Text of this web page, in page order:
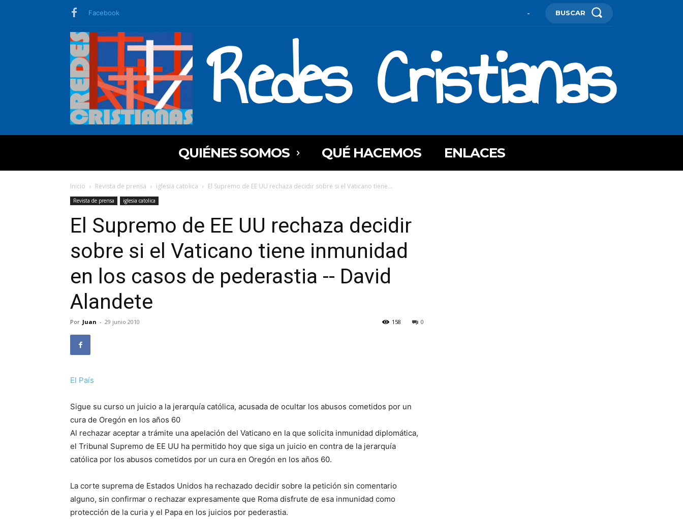
Facebook - BUSCAR
Redes Cristianas
QUIÉNES SOMOS QUÉ HACEMOS ENLACES
Inicio Revista de prensa iglesia catolica El Supremo de EE UU rechaza decidir sobre si el Vaticano tiene...
Revista de prensa iglesia catolica
El Supremo de EE UU rechaza decidir
sobre si el Vaticano tiene inmunidad
en los casos de pederastia -- David
Alandete
Por Juan - 29 junio 2010 0
158
El País
Sigue su curso un juicio a la jerarquía católica, acusada de ocultar los abusos cometidos por un
cura de Oregón en los años 60
Al rechazar aceptar a trámite una apelación del Vaticano en la que solicita inmunidad diplomática,
el Tribunal Supremo de EE UU ha permitido hoy que siga un juicio en contra de la jerarquía
católica por los abusos cometidos por un cura en Oregón en los años 60.
La corte suprema de Estados Unidos ha rechazado decidir sobre la petición sin comentario
alguno, sin confirmar o rechazar expresamente que Roma disfrute de esa inmunidad como
protección de la curia y el Papa en los juicios por pederastia.